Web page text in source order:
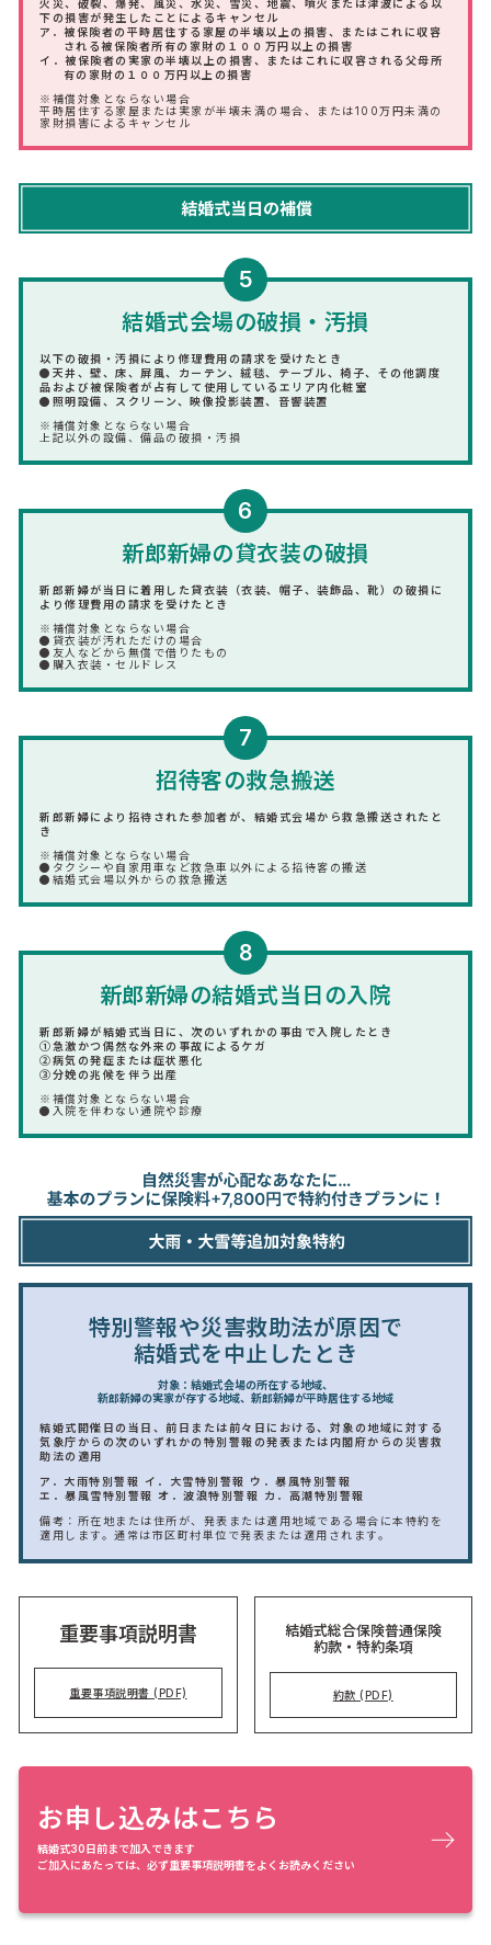
火災、破裂、爆発、風災、水災、雪災、地震、噴火または津波による以
下の損害が発生したことによるキャンセル
ア．被保険者の平時居住する家屋の半壊以上の損害、またはこれに収容
される被保険者所有の家財の１００万円以上の損害
イ．被保険者の実家の半壊以上の損害、またはこれに収容される父母所
有の家財の１００万円以上の損害
※補償対象とならない場合
平時居住する家屋または実家が半壊未満の場合、または100万円未満の
家財損害によるキャンセル
5
結婚式会場の破損・汚損
以下の破損・汚損により修理費用の請求を受けたとき
●天井、壁、床、屏風、カーテン、絨毯、テーブル、椅子、その他調度
品および被保険者が占有して使用しているエリア内化粧室
●照明設備、スクリーン、映像投影装置、音響装置
※補償対象とならない場合
上記以外の設備、備品の破損・汚損
6
新郎新婦の貸衣装の破損
新郎新婦が当日に着用した貸衣装（衣装、帽子、装飾品、靴）の破損に
より修理費用の請求を受けたとき
※補償対象とならない場合
●貸衣装が汚れただけの場合
●友人などから無償で借りたもの
●購入衣装・セルドレス
7
招待客の救急搬送
新郎新婦により招待された参加者が、結婚式会場から救急搬送されたと
き
※補償対象とならない場合
●タクシーや自家用車など救急車以外による招待客の搬送
●結婚式会場以外からの救急搬送
8
新郎新婦の結婚式当日の入院
新郎新婦が結婚式当日に、次のいずれかの事由で入院したとき
①急激かつ偶然な外来の事故によるケガ
②病気の発症または症状悪化
③分娩の兆候を伴う出産
※補償対象とならない場合
●入院を伴わない通院や診療
特別警報や災害救助法が原因で
結婚式を中止したとき
対象：結婚式会場の所在する地域、
新郎新婦の実家が存する地域、新郎新婦が平時居住する地域
結婚式開催日の当日、前日または前々日における、対象の地域に対する
気象庁からの次のいずれかの特別警報の発表または内閣府からの災害救
助法の適用
ア．大雨特別警報 イ．大雪特別警報 ウ．暴風特別警報
エ．暴風雪特別警報 オ．波浪特別警報 カ．高潮特別警報
備考：所在地または住所が、発表または適用地域である場合に本特約を
適用します。通常は市区町村単位で発表または適用されます。
重要事項説明書
重要事項説明書 (PDF)
結婚式総合保険普通保険
約款・特約条項
約款 (PDF)
お申し込みはこちら
結婚式30日前まで加入できます
ご加入にあたっては、必ず重要事項説明書をよくお読みください